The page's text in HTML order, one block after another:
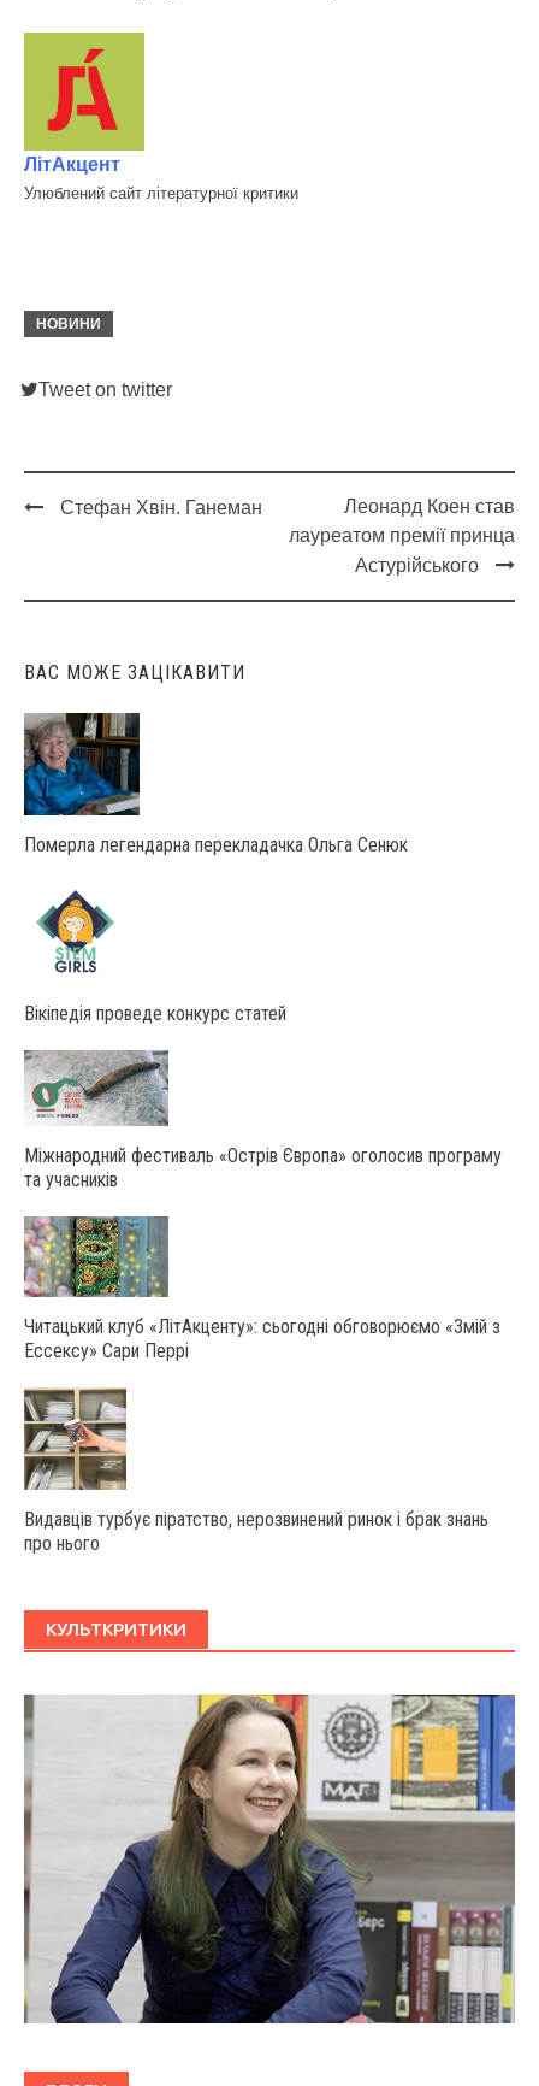
ЛітАкцент
Улюблений сайт літературної критики
НОВИНИ
Tweet on twitter
Стефан Хвін. Ганеман
Леонард Коен став
лауреатом премії принца
Астурійського
ВАС МОЖЕ ЗАЦІКАВИТИ
Померла легендарна перекладачка Ольга Сенюк
Вікіпедія проведе конкурс статей
Міжнародний фестиваль «Острів Європа» оголосив програму
та учасників
Читацький клуб «ЛітАкценту»: сьогодні обговорюємо «Змій з
Ессексу» Сари Перрі
Видавців турбує піратство, нерозвинений ринок і брак знань
про нього
КУЛЬТКРИТИКИ